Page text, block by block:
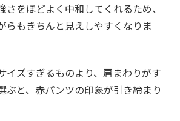
さをほどよく中和してくれるため、
らもきちんと見えしやすくなりま
イズすぎるものより、肩まわりがす
ぶと、赤パンツの印象が引き締まり